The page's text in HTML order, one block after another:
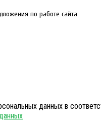
по работе сайта
данных в